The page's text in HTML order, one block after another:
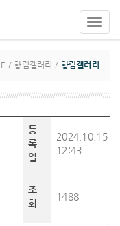
/ 향림갤러리 / 향림갤러리
등
록
일
2024.10.15
12:43
조
회
1488